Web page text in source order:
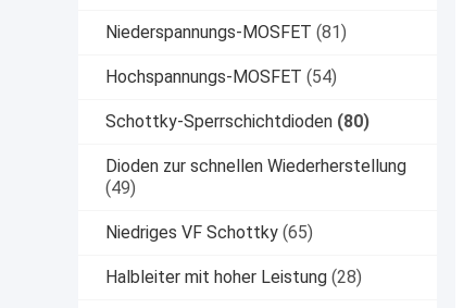
Niederspannungs-MOSFET (81)
Hochspannungs-MOSFET (54)
Schottky-Sperrschichtdioden (80)
Dioden zur schnellen Wiederherstellung
(49)
Niedriges VF Schottky (65)
Halbleiter mit hoher Leistung (28)